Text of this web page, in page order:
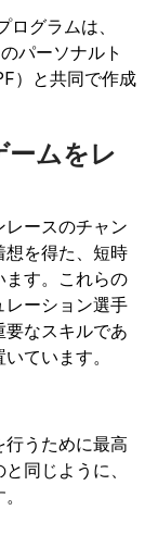
グラムは、
パーソナルト
）と共同で作成
ームをレ
レースのチャン
想を得た、短時
ます。これらの
レーション選手
要なスキルであ
ています。
うために最高
同じように、